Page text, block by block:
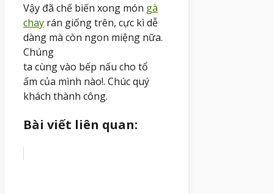
Vậy đã chế biến xong món gà
chay rán giống trên, cực kìdễ
dàng mà còn ngon miệng nữa.
Chúng
ta cùngvào bếp nấu cho tổ
ấm của mình nào!. Chúcquý
khách thành công.
Bài viết liên quan: